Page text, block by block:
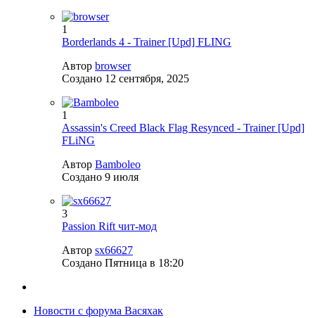
1
Borderlands 4 - Trainer [Upd] FLING
Автор browser
Создано 12 сентября, 2025
1
Assassin's Creed Black Flag Resynced - Trainer [Upd]
FLiNG
Автор Bamboleo
Создано 9 июля
3
Passion Rift чит-мод
Автор sx66627
Создано Пятница в 18:20
Новости с форума Васяхак